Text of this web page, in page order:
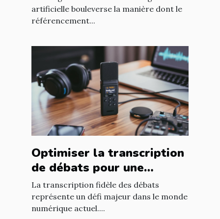
professionnels ?
artificielle bouleverse la manière dont le
référencement...
Optimiser la transcription
de débats pour une
fidélité accrue ?
La transcription fidèle des débats
représente un défi majeur dans le monde
numérique actuel....